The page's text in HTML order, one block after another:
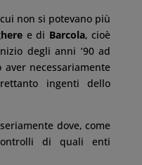
non si potevano più
e di Barcola, cioè
degli anni ’90 ad
necessariamente
ingenti dello
dove, come
di quali enti